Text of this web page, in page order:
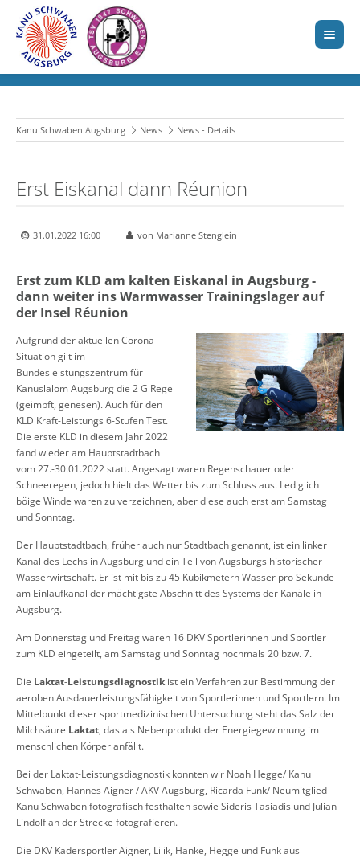
Kanu Schwaben Augsburg News News - Details
Erst Eiskanal dann Réunion
31.01.2022 16:00 von Marianne Stenglein
Erst zum KLD am kalten Eiskanal in Augsburg -
dann weiter ins Warmwasser Trainingslager auf
der Insel Réunion
Aufgrund der aktuellen Corona
Situation gilt im
Bundesleistungszentrum für
Kanuslalom Augsburg die 2 G Regel
(geimpft, genesen). Auch für den
KLD Kraft-Leistungs 6-Stufen Test.
Die erste KLD in diesem Jahr 2022
fand wieder am Hauptstadtbach
vom 27.-30.01.2022 statt. Angesagt waren Regenschauer oder
Schneeregen, jedoch hielt das Wetter bis zum Schluss aus. Lediglich
böige Winde waren zu verzeichnen, aber diese auch erst am Samstag
und Sonntag.
Der Hauptstadtbach, früher auch nur Stadtbach genannt, ist ein linker
Kanal des Lechs in Augsburg und ein Teil von Augsburgs historischer
Wasserwirtschaft. Er ist mit bis zu 45 Kubikmetern Wasser pro Sekunde
am Einlaufkanal der mächtigste Abschnitt des Systems der Kanäle in
Augsburg.
Am Donnerstag und Freitag waren 16 DKV Sportlerinnen und Sportler
zum KLD eingeteilt, am Samstag und Sonntag nochmals 20 bzw. 7.
Die Laktat-Leistungsdiagnostik ist ein Verfahren zur Bestimmung der
aeroben Ausdauerleistungsfähigkeit von Sportlerinnen und Sportlern. Im
Mittelpunkt dieser sportmedizinischen Untersuchung steht das Salz der
Milchsäure Laktat, das als Nebenprodukt der Energiegewinnung im
menschlichen Körper anfällt.
Bei der Laktat-Leistungsdiagnostik konnten wir Noah Hegge/ Kanu
Schwaben, Hannes Aigner / AKV Augsburg, Ricarda Funk/ Neumitglied
Kanu Schwaben fotografisch festhalten sowie Sideris Tasiadis und Julian
Lindolf an der Strecke fotografieren.
Die DKV Kadersportler Aigner, Lilik, Hanke, Hegge und Funk aus